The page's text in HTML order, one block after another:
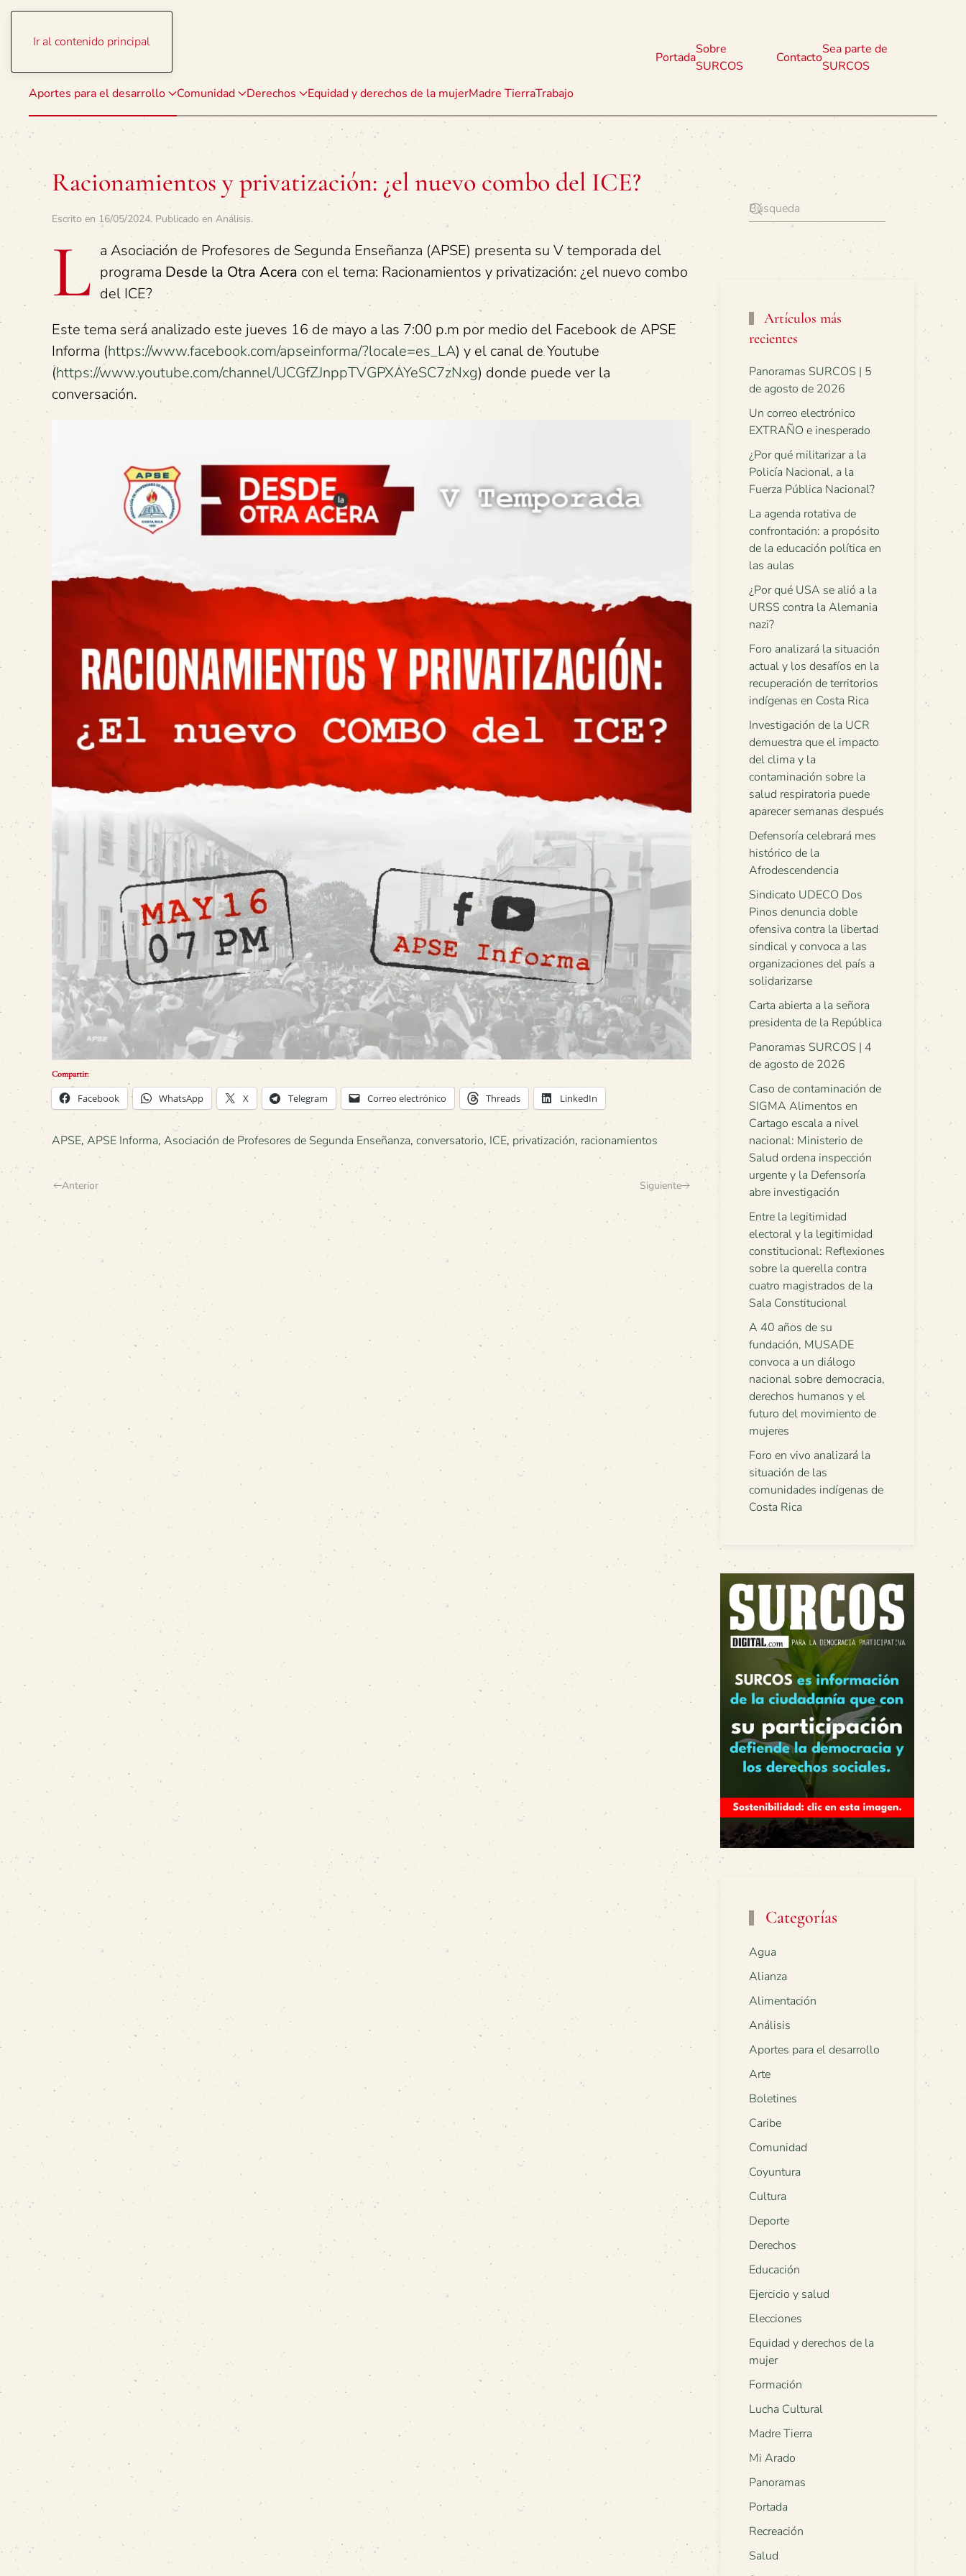
Ir al contenido principal
Aportes para el desarrollo Comunidad Derechos Equidad y derechos de la mujerMadre TierraTrabajo
Portada
Sobre
SURCOS
Contacto
Sea parte de
SURCOS
Racionamientos y privatización: ¿el nuevo combo del ICE?
Escrito en 16/05/2024. Publicado en Análisis.
L a Asociación de Profesores de Segunda Enseñanza (APSE) presenta su V temporada del
programaDesde la Otra Acera con el tema: Racionamientos y privatización: ¿el nuevo combo
del ICE?
Este tema será analizado este jueves 16 de mayo a las 7:00 p.m por medio del Facebook de APSE
Informa (https://www.facebook.com/apseinforma/?locale=es_LA) y el canal de Youtube
(https://www.youtube.com/channel/UCGfZJnppTVGPXAYeSC7zNxg) donde puede ver la
conversación.
Compartir:
Facebook WhatsApp X Telegram Correo electrónico Threads LinkedIn
APSE, APSE Informa, Asociación de Profesores de Segunda Enseñanza, conversatorio, ICE, privatización, racionamientos
Anterior Siguiente
Artículos más
recientes
Panoramas SURCOS | 5
de agosto de 2026
Un correo electrónico
EXTRAÑO e inesperado
¿Por qué militarizar a la
Policía Nacional, a la
Fuerza Pública Nacional?
La agenda rotativa de
confrontación: a propósito
de la educación política en
las aulas
¿Por qué USA se alió a la
URSS contra la Alemania
nazi?
Foro analizará la situación
actual y los desafíos en la
recuperación de territorios
indígenas en Costa Rica
Investigación de la UCR
demuestra que el impacto
del clima y la
contaminación sobre la
salud respiratoria puede
aparecer semanas después
Defensoría celebrará mes
histórico de la
Afrodescendencia
Sindicato UDECO Dos
Pinos denuncia doble
ofensiva contra la libertad
sindical y convoca a las
organizaciones del país a
solidarizarse
Carta abierta a la señora
presidenta de la República
Panoramas SURCOS | 4
de agosto de 2026
Caso de contaminación de
SIGMA Alimentos en
Cartago escala a nivel
nacional: Ministerio de
Salud ordena inspección
urgente y la Defensoría
abre investigación
Entre la legitimidad
electoral y la legitimidad
constitucional: Reflexiones
sobre la querella contra
cuatro magistrados de la
Sala Constitucional
A 40 años de su
fundación, MUSADE
convoca a un diálogo
nacional sobre democracia,
derechos humanos y el
futuro del movimiento de
mujeres
Foro en vivo analizará la
situación de las
comunidades indígenas de
Costa Rica
Categorías
Agua
Alianza
Alimentación
Análisis
Aportes para el desarrollo
Arte
Boletines
Caribe
Comunidad
Coyuntura
Cultura
Deporte
Derechos
Educación
Ejercicio y salud
Elecciones
Equidad y derechos de la
mujer
Formación
Lucha Cultural
Madre Tierra
Mi Arado
Panoramas
Portada
Recreación
Salud